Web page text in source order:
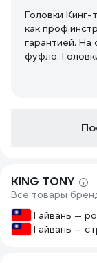
Головки Кинг-
как
гарантией.
фуфло.
KING TONY
Все товары
Тайвань —
Тайвань —